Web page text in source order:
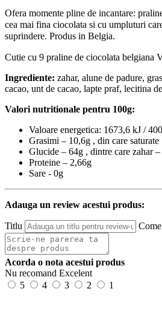
Ofera momente pline de incantare:
cea mai fina ciocolata si cu umpluturi
suprindere. Produs in Belgia.
Cutie cu 9 praline de ciocolata belgiana
Ingrediente: zahar, alune de padure,
cacao, unt de cacao, lapte praf, lecitina
Valori nutritionale pentru 100g:
Valoare energetica: 1673,6 kJ /
Grasimi – 10,6g , din care
Glucide – 64g , dintre care zahar
Proteine – 2,66g
Sare - 0g
Adauga un review acestui produs:
Titlu
Acorda o nota acestui produs
Nu recomand Excelent
5
4 3 2 1